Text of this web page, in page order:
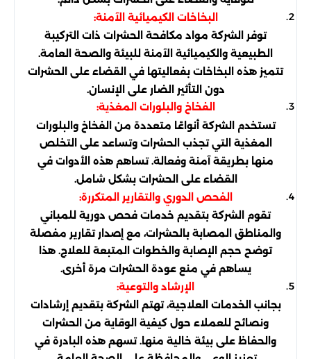
البخاخات الكيميائية الآمنة:
توفر الشركة مواد مكافحة الحشرات ذات التركيبة
الطبيعية والكيميائية الآمنة للبيئة والصحة العامة.
تتميز هذه البخاخات بفعاليتها في القضاء على الحشرات
دون التأثير الضار على الإنسان.
الفخاخ والبلورات المغذية:
تستخدم الشركة أنواعًا متعددة من الفخاخ والبلورات
المغذية التي تجذب الحشرات وتساعد على التخلص
منها بطريقة آمنة وفعالة. تساهم هذه الأدوات في
القضاء على الحشرات بشكل شامل.
الفحص الدوري والتقارير المتكررة:
تقوم الشركة بتقديم خدمات فحص دورية للمباني
والمناطق المصابة بالحشرات، مع إصدار تقارير مفصلة
توضح حجم الإصابة والخطوات المتبعة للعلاج. هذا
يساهم في منع عودة الحشرات مرة أخرى.
الإرشاد والتوعية:
بجانب الخدمات العلاجية، تهتم الشركة بتقديم إرشادات
ونصائح للعملاء حول كيفية الوقاية من الحشرات
والحفاظ على بيئة خالية منها. تسهم هذه البادرة في